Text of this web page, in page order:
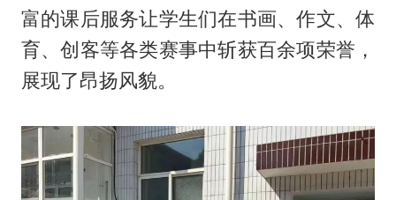
富的课后服务让学生们在书画、作文、体
育、创客等各类赛事中斩获百余项荣誉，
展现了昂扬风貌。